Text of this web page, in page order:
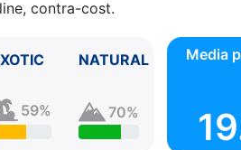
contra-cost.
59%
NATURAL
70%
Media